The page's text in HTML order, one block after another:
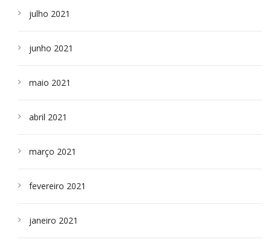
julho 2021
junho 2021
maio 2021
abril 2021
março 2021
fevereiro 2021
janeiro 2021